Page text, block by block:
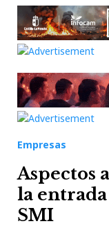
Empresas
Aspectos
la
SMI